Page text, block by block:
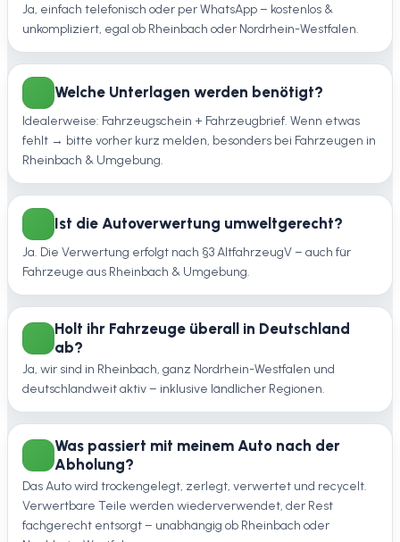
Ja, einfach telefonisch oder per WhatsApp – kostenlos &
unkompliziert, egal ob Rheinbach oder Nordrhein-Westfalen.
Welche Unterlagen werden benötigt?
Idealerweise: Fahrzeugschein + Fahrzeugbrief. Wenn etwas
fehlt → bitte vorher kurz melden, besonders bei Fahrzeugen in
Rheinbach & Umgebung.
Ist die Autoverwertung umweltgerecht?
Ja. Die Verwertung erfolgt nach §3 AltfahrzeugV – auch für
Fahrzeuge aus Rheinbach & Umgebung.
Holt ihr Fahrzeuge überall in Deutschland
ab?
Ja, wir sind in Rheinbach, ganz Nordrhein-Westfalen und
deutschlandweit aktiv – inklusive ländlicher Regionen.
Was passiert mit meinem Auto nach der
Abholung?
Das Auto wird trockengelegt, zerlegt, verwertet und recycelt.
Verwertbare Teile werden wiederverwendet, der Rest
fachgerecht entsorgt – unabhängig ob Rheinbach oder